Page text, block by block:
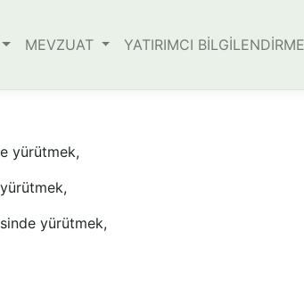
MEVZUAT YATIRIMCI BİLGİLENDİRME
yürütmek,
yürütmek,